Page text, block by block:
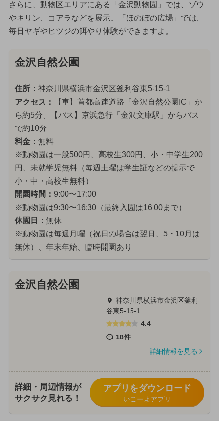
さらに、動物区エリアにある「金沢動物園」では、ゾウ
やキリン、コアラなどを展示。「ほのぼの広場」では、
毎日ヤギやヒツジの餌やり体験ができますよ。
金沢自然公園
住所： 神奈川県横浜市金沢区釜利谷東5-15-1
アクセス：
【車】首都高速道路「金沢自然公園IC」か
ら約5分、【バス】京浜急行「金沢文庫駅」からバス
で約10分
料金： 無料
※動物園は一般500円、高校生300円、小・中学生200
円、未就学児無料（毎週土曜は学生証などの提示で
小・中・高校生無料）
開園時間： 9:00〜17:00
※動物園は9:30〜16:30（最終入園は16:00まで）
休園日： 無休
※動物園は毎週月曜（祝日の場合は翌日、5・10月は
無休）、年末年始、臨時開園あり
金沢自然公園
神奈川県横浜市金沢区釜利
谷東5-15-1
4.4
18件
詳細情報を見る
詳細・周辺情報が
サクサク見れる！
アプリをダウンロード
いこーよアプリ